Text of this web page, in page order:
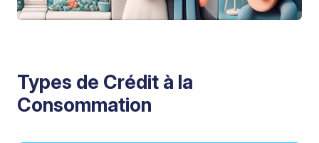
Types de Crédit à la
Consommation